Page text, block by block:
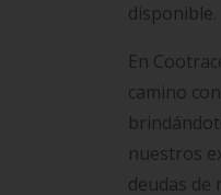
disponible.
En
camino
nuestros
deudas de